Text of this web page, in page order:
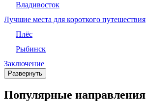
Владивосток
Лучшие места для короткого путешествия
Плёс
Рыбинск
Заключение
Развернуть
Популярные направления